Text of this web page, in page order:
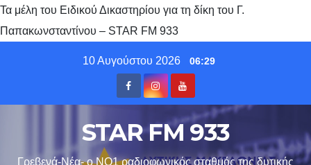
Τα μέλη του Ειδικού Δικαστηρίου για τη δίκη του Γ.
Παπακωνσταντίνου – STAR FM 933
10 Αυγούστου 2026 06:29
STAR FM 933
Γρεβενά-Νέα- ο ΝΟ1 ραδιοφωνικός σταθμός της δυτικής